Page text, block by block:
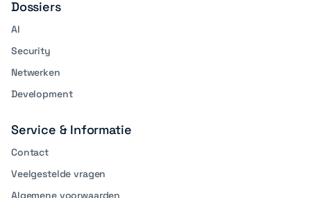
Dossiers
AI
Security
Netwerken
Development
Service & Informatie
Contact
Veelgestelde vragen
Algemene voorwaarden